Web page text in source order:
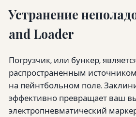
Устранение
and Loader
Погрузчик, или бункер,
распространенным
на пейнтбольном поле.
эффективно превращает ваш
электропневматический